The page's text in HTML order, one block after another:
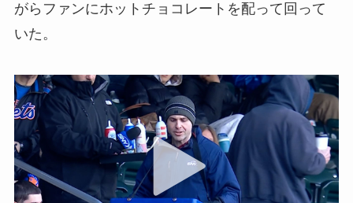
がらファンにホットチョコレートを配って回って
いた。